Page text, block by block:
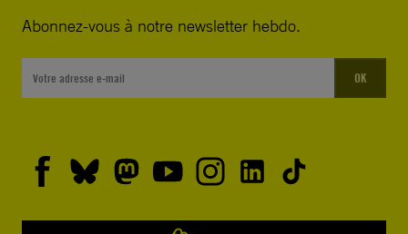
Abonnez-vous à notre newsletter hebdo.
OK